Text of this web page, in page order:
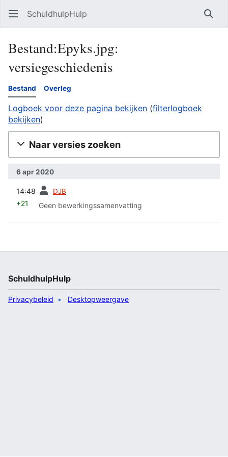
SchuldhulpHulp
Bestand:Epyks.jpg:
versiegeschiedenis
Bestand Overleg
Logboek voor deze pagina bekijken (filterlogboek
bekijken)
Naar versies zoeken
6 apr 2020
14:48 DJB
+21 Geen bewerkingssamenvatting
SchuldhulpHulp
Privacybeleid Desktopweergave